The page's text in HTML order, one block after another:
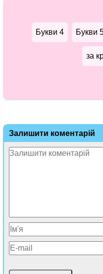
Букви 4 Букви
за
Залишити коментарій